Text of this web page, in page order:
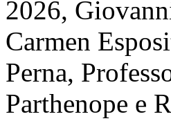
2026,
Carmen
Perna,
Parthenope e